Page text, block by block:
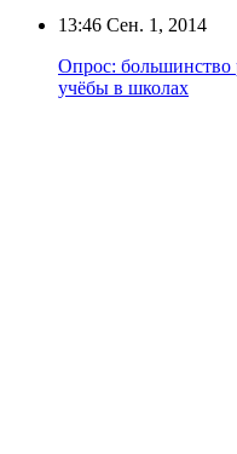
13:46 Сен. 1, 2014
Опрос: большинство
учёбы в школах